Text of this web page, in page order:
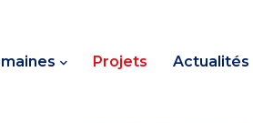
Projets Actualités